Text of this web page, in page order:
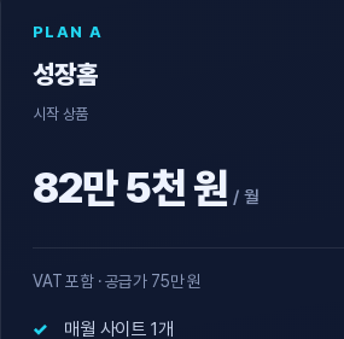
PLAN A
성장홈
시작 상품
82만 5천 원 / 월
VAT 포함 · 공급가 75만 원
매월 사이트 1개